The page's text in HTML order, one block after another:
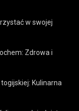
w swojej
Zdrowa i
Kulinarna